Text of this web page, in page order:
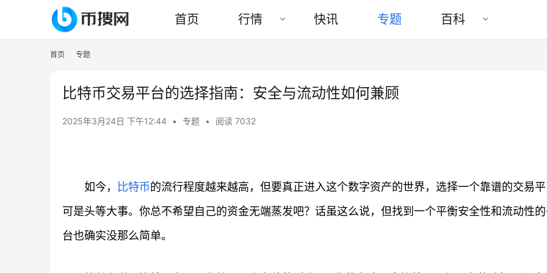
首页 行情 快讯 专题 百科
首页 专题
比特币交易平台的选择指南：安全与流动性如何兼顾
2025年3月24日 下午12:44 • 专题 • 阅读 7032
如今， 比特币的流行程度越来越高，但要真正进入这个数字资产的世界，选择一个靠谱的交易
可是头等大事。你总不希望自己的资金无端蒸发吧？话虽这么说，但找到一个平衡安全性和流动性
台也确实没那么简单。